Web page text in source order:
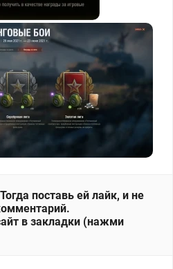
поставь ей лайк, и не
в закладки (нажми